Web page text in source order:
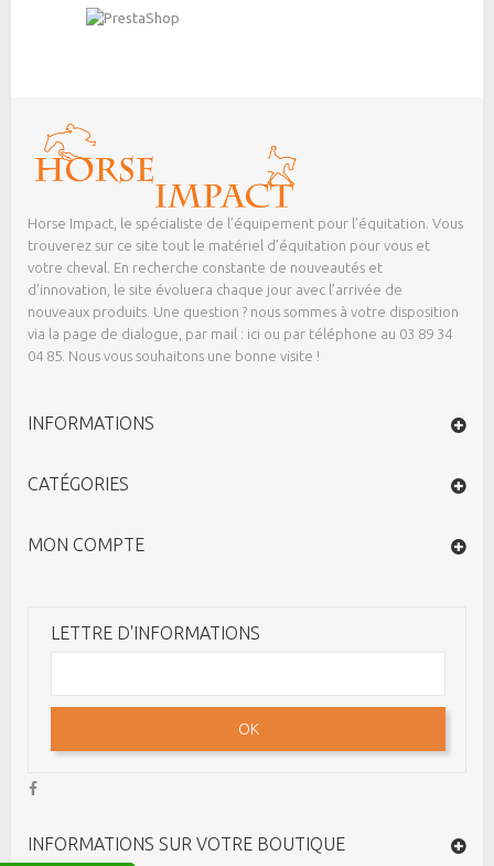
Horse Impact, le spécialiste de l’équipement pour l’équitation. Vous
trouverez sur ce site tout le matériel d’équitation pour vous et
votre cheval. En recherche constante de nouveautés et
d’innovation, le site évoluera chaque jour avec l’arrivée de
nouveaux produits. Une question ? nous sommes à votre disposition
via la page de dialogue, par mail : ici ou par téléphone au 03 89 34
04 85. Nous vous souhaitons une bonne visite !
INFORMATIONS
CATÉGORIES
MON COMPTE
LETTRE D'INFORMATIONS
OK
INFORMATIONS SUR VOTRE BOUTIQUE